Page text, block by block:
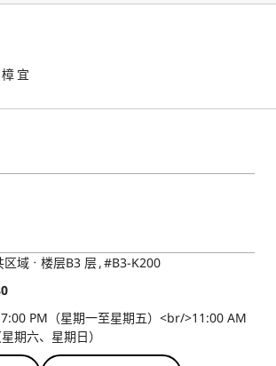
宜
区域 楼层B3 层 #B3-K200
PM（星期一至星期五）<br/>11:00 AM
期六、星期日）